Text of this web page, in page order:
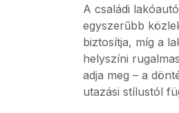
A családi
egyszerűbb
biztosítja, míg a
helyszíni
adja meg – a
utazási stílustól